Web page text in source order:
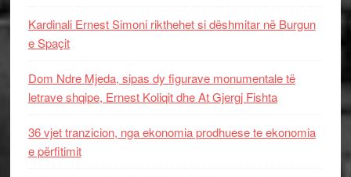
Kardinali Ernest Simoni rikthehet si dëshmitar në Burgun
e Spaçit
Dom Ndre Mjeda, sipas dy figurave monumentale të
letrave shqipe, Ernest Koliqit dhe At Gjergj Fishta
36 vjet tranzicion, nga ekonomia prodhuese te ekonomia
e përfitimit